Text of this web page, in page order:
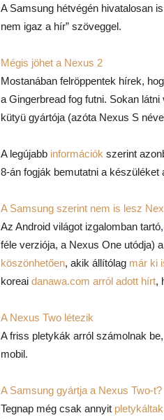
A Samsung hétvégén hivatalosan
nem igaz a hír” szöveggel.
Mégis jöhet a Nexus 2
Mostanában felröppentek hírek,
a Gingerbread fog futni. Sokan
kütyü gyártója (azóta Nexus S
A legújabb információk szerint
8-án fogják bemutatni a készüléket
A Samsung szerint nem is lesz
Az Android világot izgalomban tartó,
féle verziója, a Nexus One utódja)
köszönhetően, akik állítólag már ki
koreai danawa.com arról adott hírt,
A Nexus Two létezik
A friss pletykák arról számolnak
mobil.
A Samsung gyártja a Nexus Two-t?
Tegnap még csak annyit pletykáltak